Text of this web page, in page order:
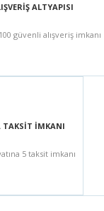
ALTYAPISI
güvenli alışveriş imkanı
TAKSİT İMKANI
5 taksit imkanı